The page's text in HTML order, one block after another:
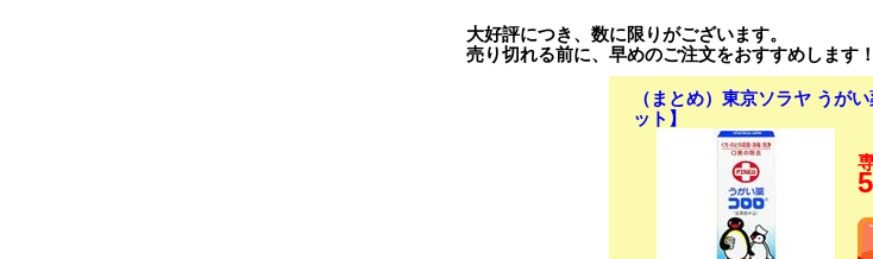
大好評につき、数に限りがございます。
売り切れる前に、早めのご注文をおすすめします！
（まとめ）東京ソラヤ うが
ット】